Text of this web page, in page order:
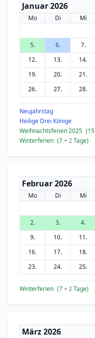
Januar 2026
Mo Di Mi
5.
6. 7.
12.
13. 14.
19.
20. 21.
26.
27. 28.
Neujahrstag
Heilige Drei Könige
Weihnachtsferien 2025 (15
Winterferien (7+ 2Tage)
Februar 2026
Mo Di Mi
2.
3. 4.
9.
10. 11.
16.
17. 18.
23.
24. 25.
Winterferien (7+ 2Tage)
März 2026